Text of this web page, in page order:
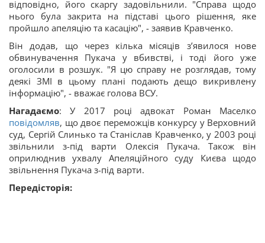
відповідно, його скаргу задовільнили. "Справа щодо
нього була закрита на підставі цього рішення, яке
пройшло апеляцію та касацію", - заявив Кравченко.
Він додав, що через кілька місяців з’явилося нове
обвинувачення Пукача у вбивстві, і тоді його уже
оголосили в розшук. "Я цю справу не розглядав, тому
деякі ЗМІ в цьому плані подають дещо викривлену
інформацію", - вважає голова ВСУ.
Нагадаємо: У 2017 році адвокат Роман Маселко
повідомляв, що двоє переможців конкурсу у Верховний
суд, Сергій Слинько та Станіслав Кравченко, у 2003 році
звільнили з-під варти Олексія Пукача. Також він
оприлюднив ухвалу Апеляційного суду Києва щодо
звільнення Пукача з-під варти.
Передісторія: